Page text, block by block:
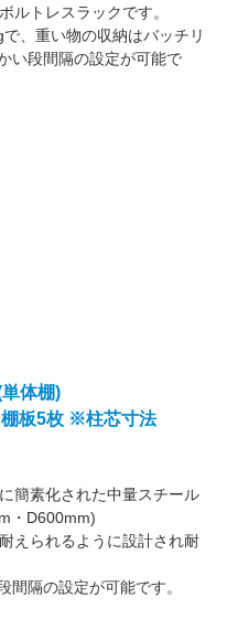
ルトレスラックです。
、重い物の収納はバッチリ
い段間隔の設定が可能で
体棚)
板5枚 ※柱芯寸法
簡素化された中量スチール
・D600mm)
えられるように設計され耐
隔の設定が可能です。